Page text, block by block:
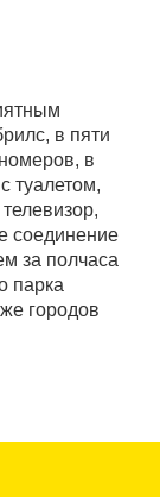
в пяти
в
туалетом,
соединение
за полчаса
парка
городов